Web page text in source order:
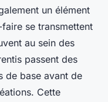
un élément
se transmettent
au sein des
passent des
de base avant de
Cette